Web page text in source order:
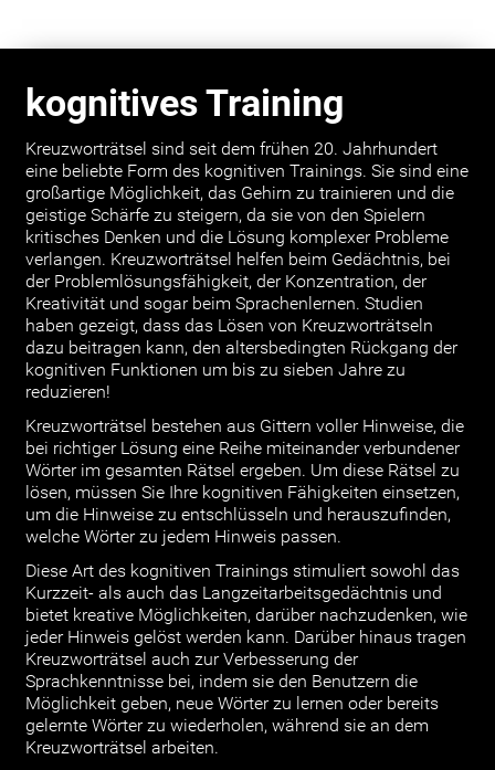
kognitives Training
Kreuzworträtsel sind seit dem frühen 20. Jahrhundert
eine beliebte Form des kognitiven Trainings. Sie sind eine
großartige Möglichkeit, das Gehirn zu trainieren und die
geistige Schärfe zu steigern, da sie von den Spielern
kritisches Denken und die Lösung komplexer Probleme
verlangen. Kreuzworträtsel helfen beim Gedächtnis, bei
der Problemlösungsfähigkeit, der Konzentration, der
Kreativität und sogar beim Sprachenlernen. Studien
haben gezeigt, dass das Lösen von Kreuzworträtseln
dazu beitragen kann, den altersbedingten Rückgang der
kognitiven Funktionen um bis zu sieben Jahre zu
reduzieren!
Kreuzworträtsel bestehen aus Gittern voller Hinweise, die
bei richtiger Lösung eine Reihe miteinander verbundener
Wörter im gesamten Rätsel ergeben. Um diese Rätsel zu
lösen, müssen Sie Ihre kognitiven Fähigkeiten einsetzen,
um die Hinweise zu entschlüsseln und herauszufinden,
welche Wörter zu jedem Hinweis passen.
Diese Art des kognitiven Trainings stimuliert sowohl das
Kurzzeit- als auch das Langzeitarbeitsgedächtnis und
bietet kreative Möglichkeiten, darüber nachzudenken, wie
jeder Hinweis gelöst werden kann. Darüber hinaus tragen
Kreuzworträtsel auch zur Verbesserung der
Sprachkenntnisse bei, indem sie den Benutzern die
Möglichkeit geben, neue Wörter zu lernen oder bereits
gelernte Wörter zu wiederholen, während sie an dem
Kreuzworträtsel arbeiten.